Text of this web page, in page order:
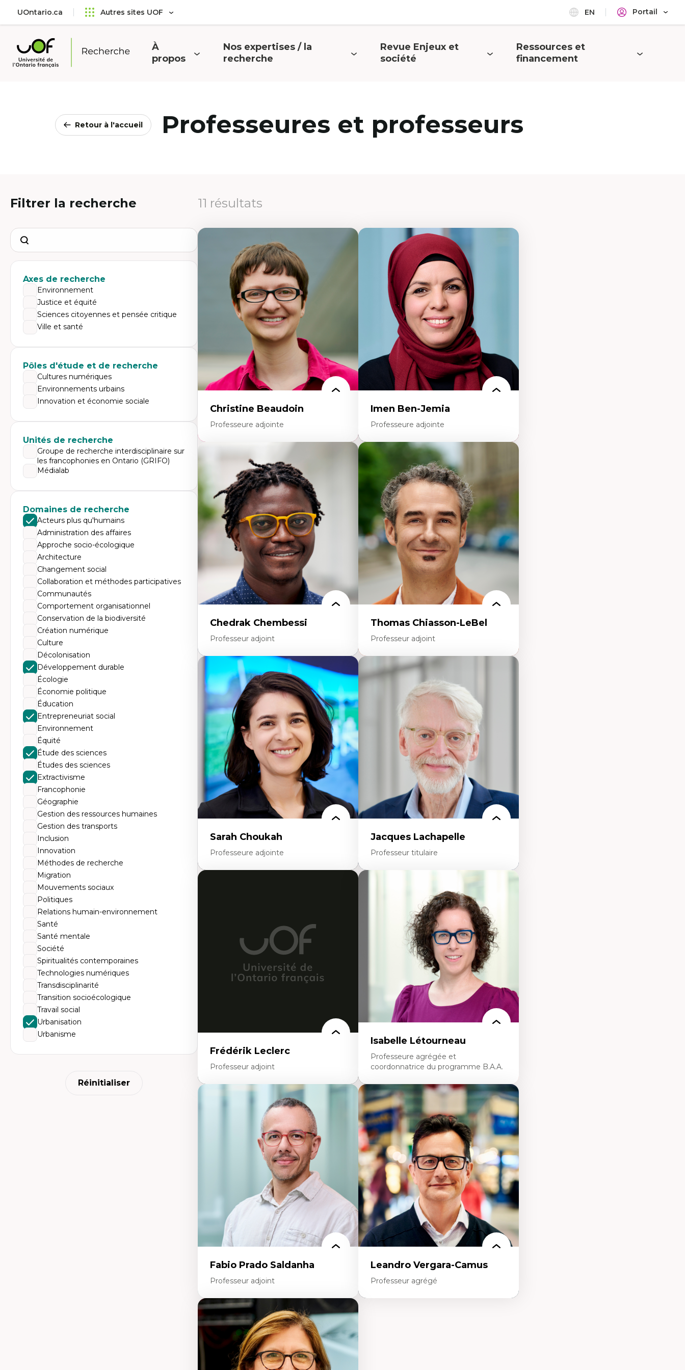
principal
UOntario.ca Autres sites UOF EN Portail
Université
Ouvrir
À
propos
Ouvrir
Nos expertises / la
recherche
Ouvrir
Revue Enjeux et
société
Ouvrir
Ressources et
financement
Retour à l'accueil Professeures et professeurs
Filtrer la recherche
Search
Axes de recherche
Environnement
Justice et équité
Sciences citoyennes et pensée critique
Ville et santé
Pôles d'étude et de recherche
Cultures numériques
Environnements urbains
Innovation et économie sociale
Unités de recherche
Groupe de recherche interdisciplinaire sur
les francophonies en Ontario (GRIFO)
Médialab
Domaines de recherche
Acteurs plus qu'humains
Administration des affaires
Approche socio-écologique
Architecture
Changement social
Collaboration et méthodes participatives
Communautés
Comportement organisationnel
Conservation de la biodiversité
Création numérique
Culture
Décolonisation
Développement durable
Écologie
Économie politique
Éducation
Entrepreneuriat social
Environnement
Équité
Étude des sciences
Études des sciences
Extractivisme
Francophonie
Géographie
Gestion des ressources humaines
Gestion des transports
Inclusion
Innovation
Méthodes de recherche
Migration
Mouvements sociaux
Politiques
Relations humain-environnement
Santé
Santé mentale
Société
Spiritualités contemporaines
Technologies numériques
Transdisciplinarité
Transition socioécologique
Travail social
Urbanisation
Urbanisme
Réinitialiser
11 résultats
Christine Beaudoin
Professeure adjointe
Expertises
Méthodes de recherche
Acteurs plus qu'humains
Approches socio-écologiques
Conservation de la biodiversité
Collaboration et méthodes participatives
Études des sciences
Relations humain-environnement
Transdisciplinarité
Imen Ben-Jemia
Professeure adjointe
Discours sur la ville et représentations
Mosquées, formes et usages au Canada
Reconnaissance et représentations des
communautés immigrantes dans l'espace
urbain
Design architectural et urbain
Patrimoine et patrimonialisation
Études postcoloniales et décolonisation des
savoirs
Chedrak Chembessi
Professeur adjoint
Expertises
Économie circulaire
Modèles d’affaires durables
Histoire des faits économiques
Gestion durable des ressources naturelles
Écologie industrielle
Aménagement durable du territoire
Développement régional
Coopératives
Télétravail en milieu rural francophone
Transition socio-écologique
Thomas Chiasson-LeBel
Professeur adjoint
Expertises
Théories du développement
Économie politique comparée
Élites économiques
Sociologie économique
Classes sociales
Mouvements sociaux
Théories de l’État
Sarah Choukah
Professeure adjointe
Bioart, programmation et électronique
Histoire sociale et culturelle des
technologies numériques
Internet des objets
Métavers
Problématiques relatives à l’intelligence
Jacques Lachapelle
Professeur titulaire
Histoire de l'architecture et de la ville,
notamment au Canada
Théorie et pratiques en conservation de
l'environnement bâti
Conception de projet en milieu existant
Analyse critique en architecture et
enseignement du design architectural et
Frédérik Leclerc
Professeur adjoint
Théories et pratiques de l’urbanisme
Urbanisme durable
Histoire de l’urbanisme
Théories sur la
territorialité/territorialisation
Isabelle Létourneau
Professeure agrégée et
coordonnatrice du programme B.A.A.
Expertises
Conciliation travail-vie personnelle
Gestion des ressources humaines
(attraction et fidélisation de la main-
d’œuvre)
Responsabilité sociale des organisations
Interventions organisationnelles
Comportement organisationnel
(mobilisation au travail)
Recherche qualitative
Éthique des affaires
Fabio Prado Saldanha
Professeur adjoint
Expertises
Innovation sociale
Technologies sociales
Entrepreneuriat social et collectif
Approches critiques et décoloniales
Discours, récits et narratologie en
Leandro Vergara-Camus
Professeur agrégé